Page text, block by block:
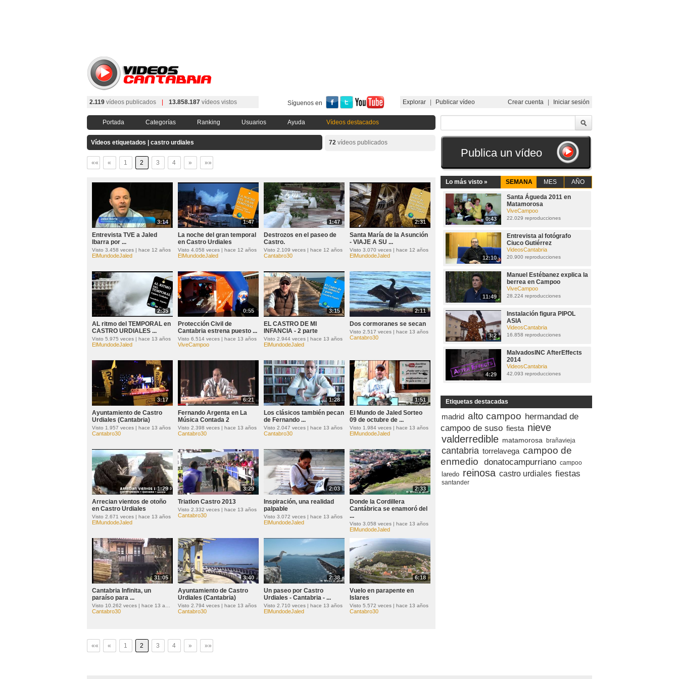
2.119 vídeos publicados 13.858.187 vídeos vistos Síguenos en Explorar Publicar vídeo Crear cuenta Iniciar sesión
Portada Categorías Ranking Usuarios Ayuda Vídeos destacados
Vídeos etiquetados | castro urdiales 72 vídeos publicados
«« « 1 2 3 4 » »»
3:14
Entrevista TVE a Jaled
Ibarra por ...
Visto 3.458 veces | hace 12 años
ElMundodeJaled
1:47
La noche del gran temporal
en Castro Urdiales
Visto 4.058 veces | hace 12 años
ElMundodeJaled
1:47
Destrozos en el paseo de
Castro.
Visto 2.109 veces | hace 12 años
Cantabro30
2:31
Santa María de la Asunción
- VIAJE A SU ...
Visto 3.070 veces | hace 12 años
ElMundodeJaled
2:35
AL ritmo del TEMPORAL en
CASTRO URDIALES ...
Visto 5.975 veces | hace 13 años
ElMundodeJaled
0:55
Protección Civil de
Cantabria estrena puesto ...
Visto 6.514 veces | hace 13 años
ViveCampoo
3:15
EL CASTRO DE MI
INFANCIA - 2 parte
Visto 2.944 veces | hace 13 años
ElMundodeJaled
2:11
Dos cormoranes se secan
Visto 2.517 veces | hace 13 años
Cantabro30
3:17
Ayuntamiento de Castro
Urdiales (Cantabria)
Visto 1.957 veces | hace 13 años
Cantabro30
6:21
Fernando Argenta en La
Música Contada 2
Visto 2.398 veces | hace 13 años
Cantabro30
1:28
Los clásicos también pecan
de Fernando ...
Visto 2.047 veces | hace 13 años
Cantabro30
1:51
El Mundo de Jaled Sorteo
09 de octubre de ...
Visto 1.984 veces | hace 13 años
ElMundodeJaled
1:29
Arrecian vientos de otoño
en Castro Urdiales
Visto 2.671 veces | hace 13 años
ElMundodeJaled
3:29
Triatlon Castro 2013
Visto 2.332 veces | hace 13 años
Cantabro30
2:03
Inspiración, una realidad
palpable
Visto 3.072 veces | hace 13 años
ElMundodeJaled
2:33
Donde la Cordillera
Cantábrica se enamoró del
...
Visto 3.058 veces | hace 13 años
ElMundodeJaled
31:05
Cantabria Infinita, un
paraíso para ...
Cantabro30
3:40
Ayuntamiento de Castro
Urdiales (Cantabria)
Visto 2.794 veces | hace 13 años
Cantabro30
2:38
Un paseo por Castro
Urdiales - Cantabria - ...
Visto 2.710 veces | hace 13 años
ElMundodeJaled
6:18
Vuelo en parapente en
Islares
Visto 5.572 veces | hace 13 años
Cantabro30
«« « 1 2 3 4 » »»
Publica un vídeo
Lo más visto » SEMANA MES AÑO
0:43
Santa Águeda 2011 en
Matamorosa
ViveCampoo
22.029 reproducciones
12:10
Entrevista al fotógrafo
Ciuco Gutiérrez
VideosCantabria
20.900 reproducciones
11:49
Manuel Estébanez explica la
berrea en Campoo
ViveCampoo
28.224 reproducciones
3:2
Instalación figura PIPOL
ASIA
VideosCantabria
16.858 reproducciones
4:29
MalvadosINC AfterEffects
2014
VideosCantabria
42.093 reproducciones
Etiquetas destacadas
madrid alto campoo hermandad de
campoo de suso fiesta nieve
valderredible matamorosa brañavieja
cantabria torrelavega campoo de
enmedio
donatocampurriano campoo
laredo reinosa castro urdiales fiestas
santander